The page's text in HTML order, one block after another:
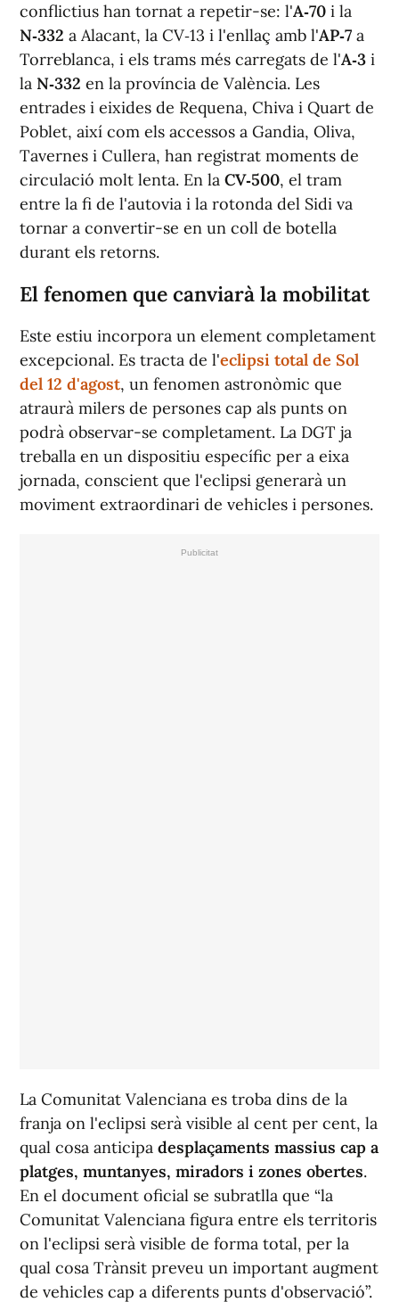
conflictius han tornat a repetir-se: l'A‑70 i la
N‑332 a Alacant, la CV‑13 i l'enllaç amb l'AP‑7 a
Torreblanca, i els trams més carregats de l'A‑3 i
la N‑332 en la província de València. Les
entrades i eixides de Requena, Chiva i Quart de
Poblet, així com els accessos a Gandia, Oliva,
Tavernes i Cullera, han registrat moments de
circulació molt lenta. En la CV‑500, el tram
entre la fi de l'autovia i la rotonda del Sidi va
tornar a convertir-se en un coll de botella
durant els retorns.
El fenomen que canviarà la mobilitat
Este estiu incorpora un element completament
excepcional. Es tracta de l'eclipsi total de Sol
del 12 d'agost, un fenomen astronòmic que
atraurà milers de persones cap als punts on
podrà observar-se completament. La DGT ja
treballa en un dispositiu específic per a eixa
jornada, conscient que l'eclipsi generarà un
moviment extraordinari de vehicles i persones.
La Comunitat Valenciana es troba dins de la
franja on l'eclipsi serà visible al cent per cent, la
qual cosa anticipa desplaçaments massius cap a
platges, muntanyes, miradors i zones obertes.
En el document oficial se subratlla que “la
Comunitat Valenciana figura entre els territoris
on l'eclipsi serà visible de forma total, per la
qual cosa Trànsit preveu un important augment
de vehicles cap a diferents punts d'observació”.